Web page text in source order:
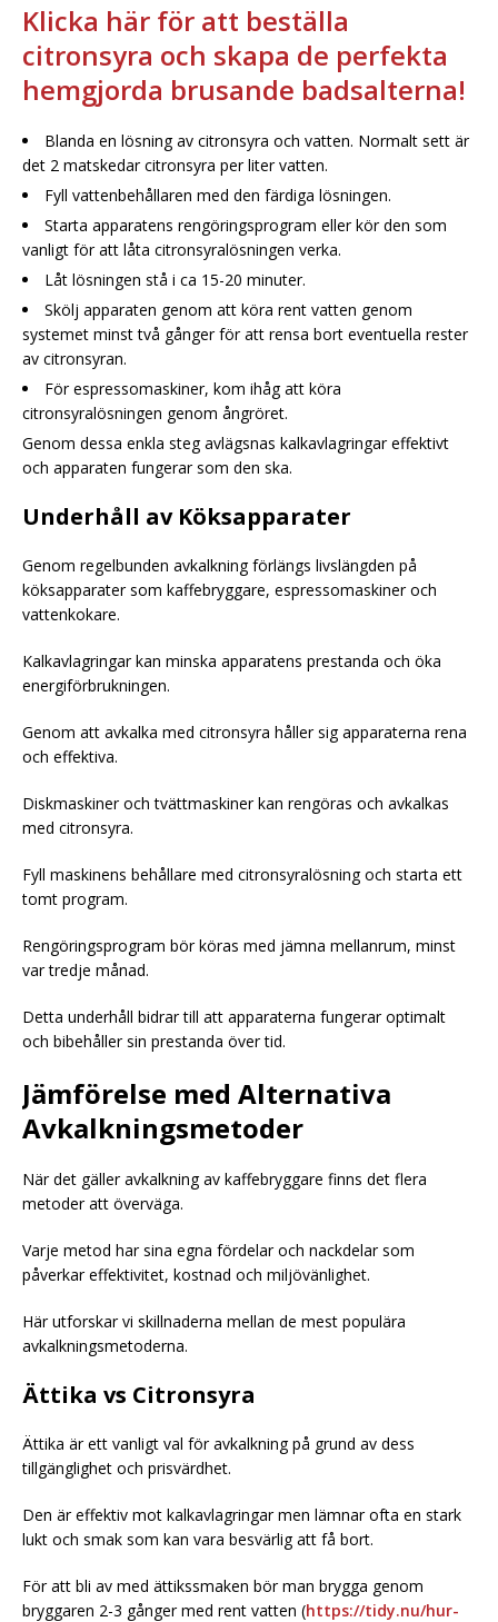
Klicka här för att beställa
citronsyra och skapa de perfekta
hemgjorda brusande badsalterna!
Blanda en lösning av citronsyra och vatten. Normalt sett är
det 2 matskedar citronsyra per liter vatten.
Fyll vattenbehållaren med den färdiga lösningen.
Starta apparatens rengöringsprogram eller kör den som
vanligt för att låta citronsyralösningen verka.
Låt lösningen stå i ca 15-20 minuter.
Skölj apparaten genom att köra rent vatten genom
systemet minst två gånger för att rensa bort eventuella rester
av citronsyran.
För espressomaskiner, kom ihåg att köra
citronsyralösningen genom ångröret.
Genom dessa enkla steg avlägsnas kalkavlagringar effektivt
och apparaten fungerar som den ska.
Underhåll av Köksapparater
Genom regelbunden avkalkning förlängs livslängden på
köksapparater som kaffebryggare, espressomaskiner och
vattenkokare.
Kalkavlagringar kan minska apparatens prestanda och öka
energiförbrukningen.
Genom att avkalka med citronsyra håller sig apparaterna rena
och effektiva.
Diskmaskiner och tvättmaskiner kan rengöras och avkalkas
med citronsyra.
Fyll maskinens behållare med citronsyralösning och starta ett
tomt program.
Rengöringsprogram bör köras med jämna mellanrum, minst
var tredje månad.
Detta underhåll bidrar till att apparaterna fungerar optimalt
och bibehåller sin prestanda över tid.
Jämförelse med Alternativa
Avkalkningsmetoder
När det gäller avkalkning av kaffebryggare finns det flera
metoder att överväga.
Varje metod har sina egna fördelar och nackdelar som
påverkar effektivitet, kostnad och miljövänlighet.
Här utforskar vi skillnaderna mellan de mest populära
avkalkningsmetoderna.
Ättika vs Citronsyra
Ättika är ett vanligt val för avkalkning på grund av dess
tillgänglighet och prisvärdhet.
Den är effektiv mot kalkavlagringar men lämnar ofta en stark
lukt och smak som kan vara besvärlig att få bort.
För att bli av med ättikssmaken bör man brygga genom
bryggaren 2-3 gånger med rent vatten (https://tidy.nu/hur-